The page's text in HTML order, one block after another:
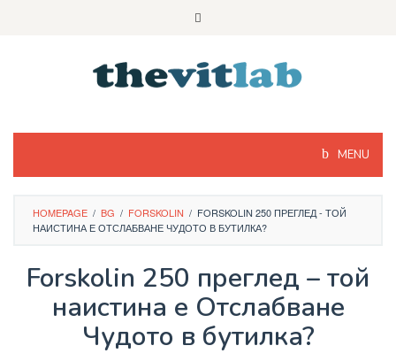
MENU
HOMEPAGE / BG / FORSKOLIN / FORSKOLIN 250 ПРЕГЛЕД - ТОЙ
НАИСТИНА Е ОТСЛАБВАНЕ ЧУДОТО В БУТИЛКА?
Forskolin 250 преглед – той
наистина е Отслабване
Чудото в бутилка?